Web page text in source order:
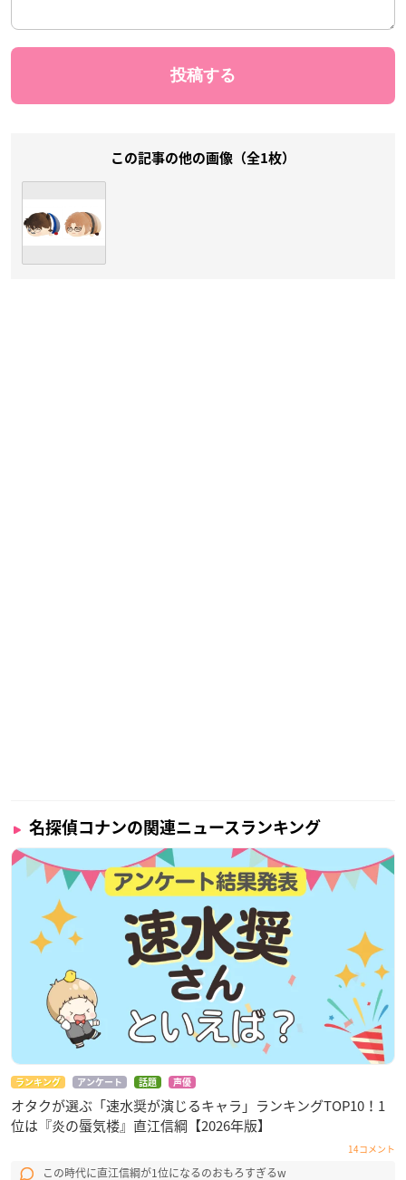
この記事の他の画像（全1枚）
名探偵コナンの関連ニュースランキング
ランキング アンケート 話題 声優
オタクが選ぶ「速水奨が演じるキャラ」ランキングTOP10！1
位は『炎の蜃気楼』直江信綱【2026年版】
14コメント
この時代に直江信綱が1位になるのおもろすぎるw